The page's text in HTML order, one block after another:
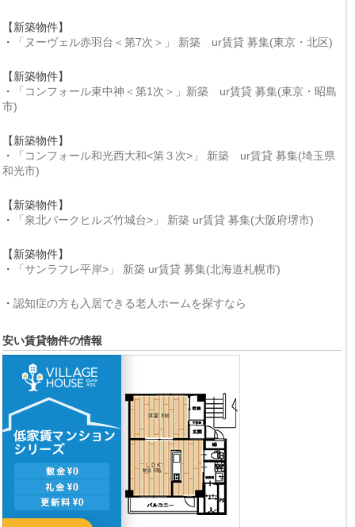
【新築物件】
・
「ヌーヴェル赤羽台＜第7次＞」 新築 ur賃貸 募集(東京・北区)
【新築物件】
・
「コンフォール東中神＜第1次＞」新築 ur賃貸 募集(東京・昭島
市)
【新築物件】
・
「コンフォール和光西大和<第３次>」 新築 ur賃貸 募集(埼玉県
和光市)
【新築物件】
・
「泉北パークヒルズ竹城台>」 新築 ur賃貸 募集(大阪府堺市)
【新築物件】
・
「サンラフレ平岸>」 新築 ur賃貸 募集(北海道札幌市)
・ 認知症の方も入居できる老人ホームを探すなら
安い賃貸物件の情報